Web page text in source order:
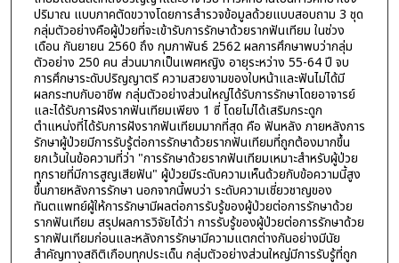
ปริมาณ แบบภาคตัดขวางโดยการสำรวจข้อมูลด้วยแบบสอบถาม 3 ชุด
กลุ่มตัวอย่างคือผู้ป่วยที่จะเข้ารับการรักษาด้วยรากฟันเทียม ในช่วง
เดือน กันยายน 2560 ถึง กุมภาพันธ์ 2562 ผลการศึกษาพบว่ากลุ่ม
ตัวอย่าง 250 คน ส่วนมากเป็นเพศหญิง อายุระหว่าง 55-64 ปี จบ
การศึกษาระดับปริญญาตรี ความสวยงามของใบหน้าและฟันไม่ได้มี
ผลกระทบกับอาชีพ กลุ่มตัวอย่างส่วนใหญ่ได้รับการรักษาโดยอาจารย์
และได้รับการฝังรากฟันเทียมเพียง 1 ซี่ โดยไม่ได้เสริมกระดูก
ตำแหน่งที่ได้รับการฝังรากฟันเทียมมากที่สุด คือ ฟันหลัง ภายหลังการ
รักษาผู้ป่วยมีการรับรู้ต่อการรักษาด้วยรากฟันเทียมที่ถูกต้องมากขึ้น
ยกเว้นในข้อความที่ว่า "การรักษาด้วยรากฟันเทียมเหมาะสำหรับผู้ป่วย
ทุกรายที่มีการสูญเสียฟัน" ผู้ป่วยมีระดับความเห็นด้วยกับข้อความนี้สูง
ขึ้นภายหลังการรักษา นอกจากนี้พบว่า ระดับความเชี่ยวชาญของ
ทันตแพทย์ผู้ให้การรักษามีผลต่อการรับรู้ของผู้ป่วยต่อการรักษาด้วย
รากฟันเทียม สรุปผลการวิจัยได้ว่า การรับรู้ของผู้ป่วยต่อการรักษาด้วย
รากฟันเทียมก่อนและหลังการรักษามีความแตกต่างกันอย่างมีนัย
สำคัญทางสถิติเกือบทุกประเด็น กลุ่มตัวอย่างส่วนใหญ่มีการรับรู้ที่ถูก